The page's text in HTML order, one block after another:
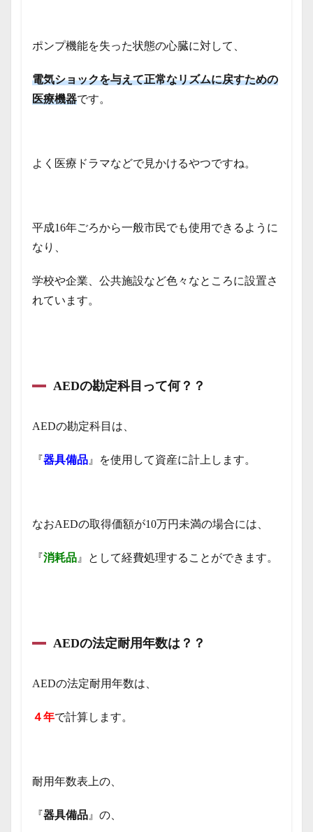
ポンプ機能を失った状態の心臓に対して、
電気ショックを与えて正常なリズムに戻すための
医療機器です。
よく医療ドラマなどで見かけるやつですね。
平成16年ごろから一般市民でも使用できるように
なり、
学校や企業、公共施設など色々なところに設置さ
れています。
AEDの勘定科目って何？？
AEDの勘定科目は、
『器具備品 』を使用して資産に計上します。
なおAEDの取得価額が10万円未満の場合には、
『消耗品 』として経費処理することができます。
AEDの法定耐用年数は？？
AEDの法定耐用年数は、
４年で計算します。
耐用年数表上の、
『器具備品 』の、